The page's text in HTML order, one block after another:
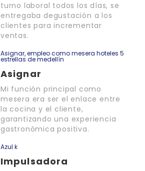
turno laboral todos los días, se
entregaba degustación a los
clientes para incrementar
ventas.
Asignar, empleo como mesera hoteles 5
estrellas de medellín
Asignar
Mi función principal como
mesera era ser el enlace entre
la cocina y el cliente,
garantizando una experiencia
gastronómica positiva.
Azul k
Impulsadora